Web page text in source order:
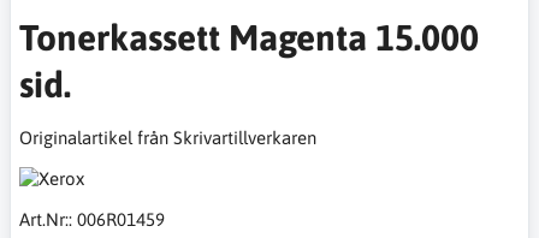
Tonerkassett Magenta 15.000
sid.
Originalartikel från Skrivartillverkaren
Art.Nr:: 006R01459